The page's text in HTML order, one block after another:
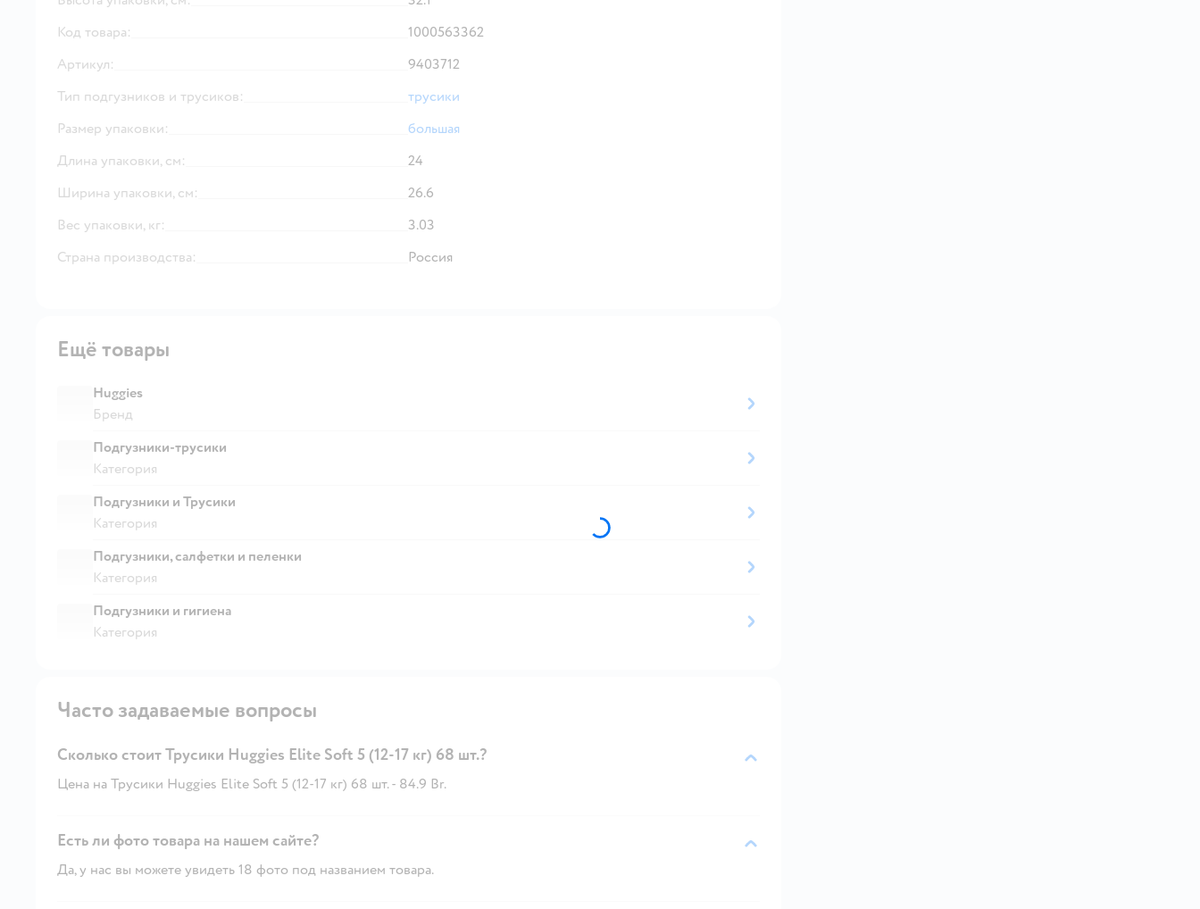
Код товара:
1000563362
Артикул:
9403712
Тип подгузников и трусиков:
трусики
Размер упаковки:
большая
Длина упаковки, см:
24
Ширина упаковки, см:
26.6
Вес упаковки, кг:
3.03
Страна производства:
Россия
Ещё товары
Huggies
Бренд
Подгузники-трусики
Категория
Подгузники и Трусики
Категория
Подгузники, салфетки и пеленки
Категория
Подгузники и гигиена
Категория
Часто задаваемые вопросы
Сколько стоит Трусики Huggies Elite Soft 5 (12-17 кг) 68 шт.?
Цена на Трусики Huggies Elite Soft 5 (12-17 кг) 68 шт. - 84.9 Br.
Есть ли фото товара на нашем сайте?
Да, у нас вы можете увидеть 18 фото под названием товара.